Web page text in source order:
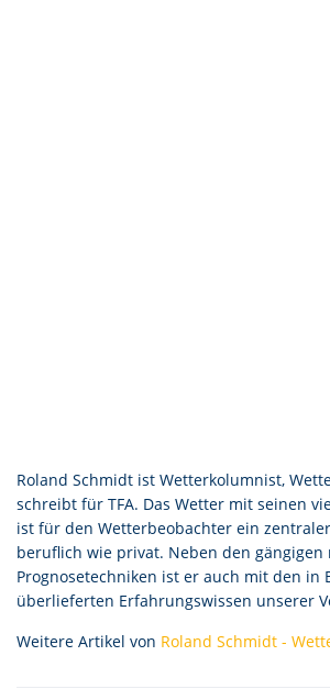
Roland Schmidt ist Wetterkolumnist,
schreibt für TFA. Das Wetter mit seinen
ist für den Wetterbeobachter ein
beruflich wie privat. Neben den gängigen
Prognosetechniken ist er auch mit den in
überlieferten Erfahrungswissen unserer
Weitere Artikel von Roland Schmidt -